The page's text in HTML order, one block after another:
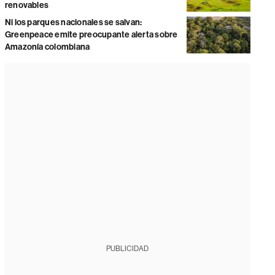
renovables
Ni los parques nacionales se salvan:
Greenpeace emite preocupante alerta sobre
Amazonía colombiana
PUBLICIDAD